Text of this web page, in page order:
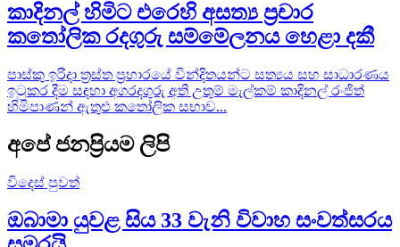
කාදිනල් හිමිට එරෙහි අසත්‍ය ප්‍රචාර
කතෝලික රදගුරු සම්මේලනය හෙළා දකී
පාස්කු ඉරිදා ත්‍රස්ත ප්‍රහාරයේ වින්දිතයන්ට සත්‍යය සහ සාධාරණය
ඉටුකර දීම සඳහා අගරදගුරු අති උතුම් මැල්කම් කාදිනල් රංජිත්
හිමිපාණන් ඇතුළු කතෝලික සභාව...
අපේ ජනප්‍රියම ලිපි
විදෙස් පුවත්
ඔබාමා යුවළ සිය 33 වැනි විවාහ සංවත්සරය